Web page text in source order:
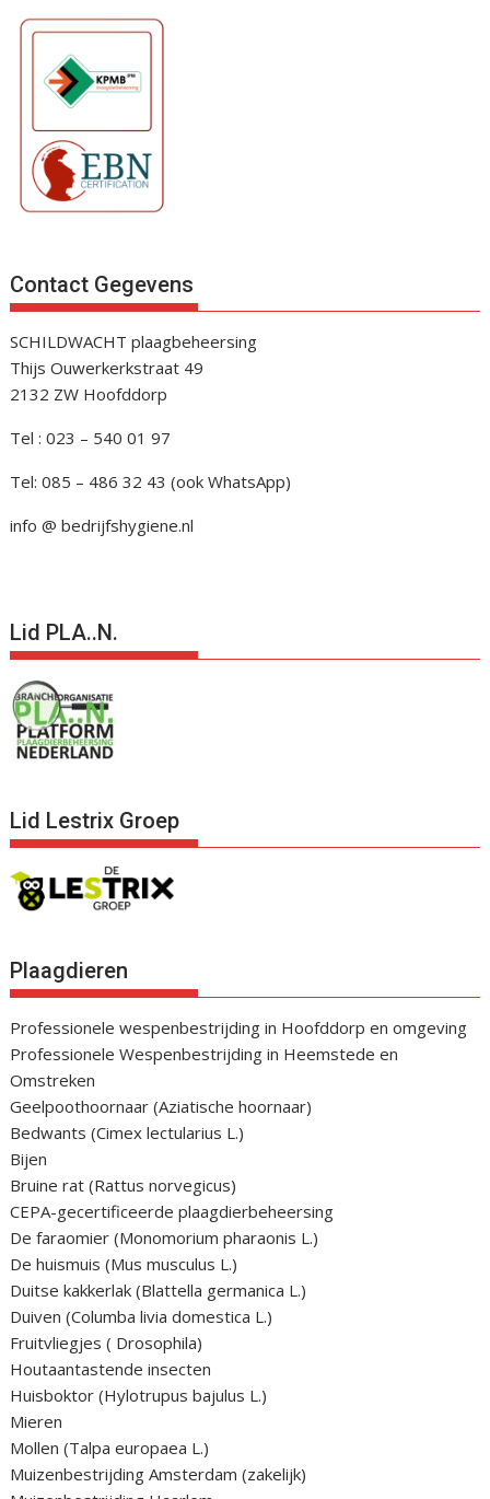
Contact Gegevens
SCHILDWACHT plaagbeheersing
Thijs Ouwerkerkstraat 49
2132 ZW Hoofddorp
Tel : 023 – 540 01 97
Tel: 085 – 486 32 43 (ook WhatsApp)
info @ bedrijfshygiene.nl
Lid PLA..N.
Lid Lestrix Groep
Plaagdieren
Professionele wespenbestrijding in Hoofddorp en omgeving
Professionele Wespenbestrijding in Heemstede en
Omstreken
Geelpoothoornaar (Aziatische hoornaar)
Bedwants (Cimex lectularius L.)
Bijen
Bruine rat (Rattus norvegicus)
CEPA-gecertificeerde plaagdierbeheersing
De faraomier (Monomorium pharaonis L.)
De huismuis (Mus musculus L.)
Duitse kakkerlak (Blattella germanica L.)
Duiven (Columba livia domestica L.)
Fruitvliegjes ( Drosophila)
Houtaantastende insecten
Huisboktor (Hylotrupus bajulus L.)
Mieren
Mollen (Talpa europaea L.)
Muizenbestrijding Amsterdam (zakelijk)